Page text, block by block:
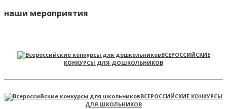
наши мероприятия
ВСЕРОССИЙСКИЕ
КОНКУРСЫ ДЛЯ ДОШКОЛЬНИКОВ
ВСЕРОССИЙСКИЕ КОНКУРСЫ
ДЛЯ ШКОЛЬНИКОВ